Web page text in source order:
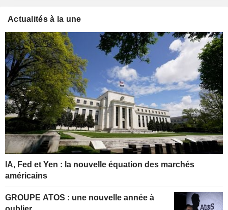
Actualités à la une
IA, Fed et Yen : la nouvelle équation des marchés
américains
GROUPE ATOS : une nouvelle année à